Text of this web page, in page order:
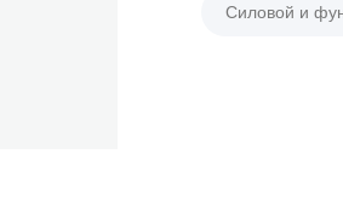
Силовой и